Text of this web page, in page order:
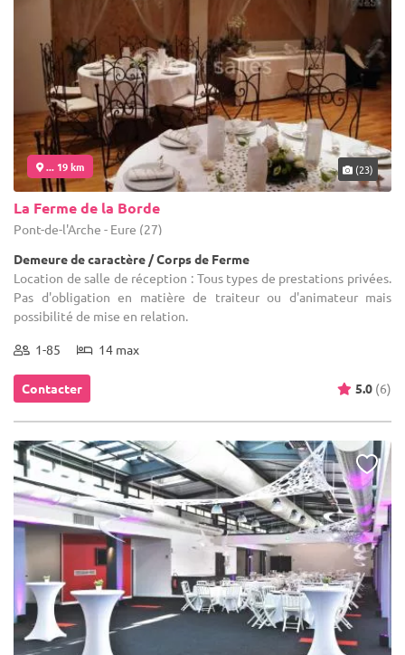
... 19 km (23)
La Ferme de la Borde
Pont-de-l'Arche - Eure (27)
Demeure de caractère / Corps de Ferme
Location de salle de réception : Tous types de prestations privées.
Pas d'obligation en matière de traiteur ou d'animateur mais
possibilité de mise en relation.
1-85 14 max
Contacter 5.0 (6)